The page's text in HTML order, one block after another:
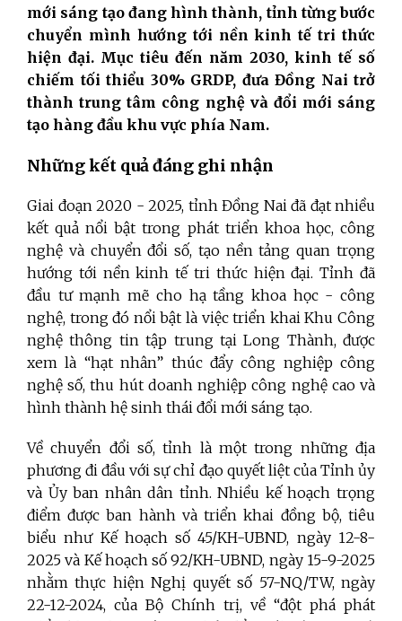
mới sáng tạo đang hình thành, tỉnh từng bước
chuyển mình hướng tới nền kinh tế tri thức
hiện đại. Mục tiêu đến năm 2030, kinh tế số
chiếm tối thiểu 30% GRDP, đưa Đồng Nai trở
thành trung tâm công nghệ và đổi mới sáng
tạo hàng đầu khu vực phía Nam.
Những kết quả đáng ghi nhận
Giai đoạn 2020 - 2025, tỉnh Đồng Nai đã đạt nhiều
kết quả nổi bật trong phát triển khoa học, công
nghệ và chuyển đổi số, tạo nền tảng quan trọng
hướng tới nền kinh tế tri thức hiện đại. Tỉnh đã
đầu tư mạnh mẽ cho hạ tầng khoa học - công
nghệ, trong đó nổi bật là việc triển khai Khu Công
nghệ thông tin tập trung tại Long Thành, được
xem là “hạt nhân” thúc đẩy công nghiệp công
nghệ số, thu hút doanh nghiệp công nghệ cao và
hình thành hệ sinh thái đổi mới sáng tạo.
Về chuyển đổi số, tỉnh là một trong những địa
phương đi đầu với sự chỉ đạo quyết liệt của Tỉnh ủy
và Ủy ban nhân dân tỉnh. Nhiều kế hoạch trọng
điểm được ban hành và triển khai đồng bộ, tiêu
biểu như Kế hoạch số 45/KH-UBND, ngày 12-8-
2025 và Kế hoạch số 92/KH-UBND, ngày 15-9-2025
nhằm thực hiện Nghị quyết số 57-NQ/TW, ngày
22-12-2024, của Bộ Chính trị, về “đột phá phát